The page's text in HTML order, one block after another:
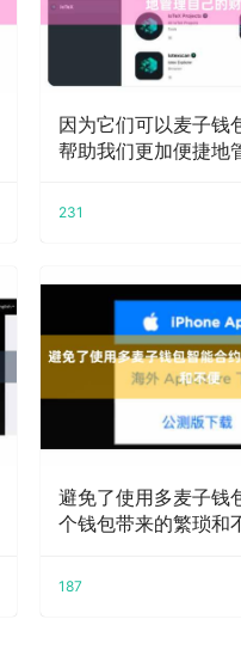
因为它们可以麦子钱
帮助我们更加便捷地
231
避免了使用多麦子钱
个钱包带来的繁琐和
187